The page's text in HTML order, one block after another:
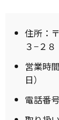
住所：
３−２８
営業時
日）
電話番